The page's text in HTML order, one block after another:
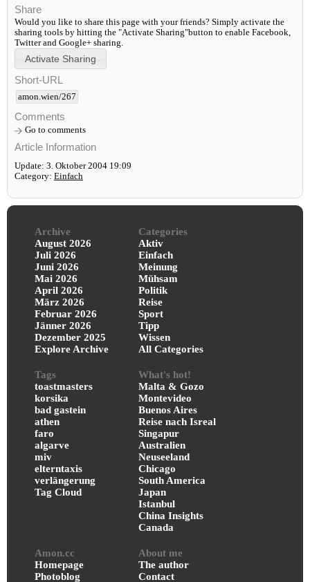
Share
Would you like to share this page with your friends? Simply activate the
sharing tools by hitting the "Activate Sharing"button to enable Facebook,
Twitter and Google+ sharing.
Short-URL
amon.wien/267
Comments
Go to comments
Article Information
Update: 3. Oktober 2004 19:09
Category: Einfach
Archive
August 2026
Juli 2026
Juni 2026
Mai 2026
April 2026
März 2026
Februar 2026
Jänner 2026
Dezember 2025
Explore Archive
Categories
Aktiv
Einfach
Meinung
Mühsam
Politik
Reise
Sport
Tipp
Wissen
All Categories
Tags
toastmasters
korsika
bad gastein
athen
faro
algarve
miv
elterntaxis
verlängerung
Tag Cloud
What's hot!
Malta & Gozo
Montevideo
Buenos Aires
Reise nach Isreal
Singapur
Australien
Neuseeland
Chicago
South America
Japan
Istanbul
China Insights
Canada
Amon.cc
Homepage
Photoblog
About me
The author
Contact